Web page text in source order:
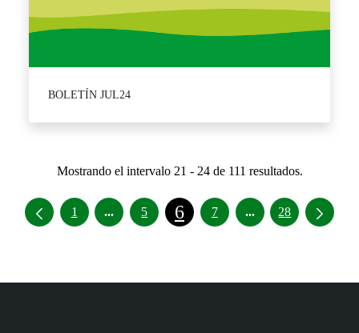
BOLETÍN JUL24
Mostrando el intervalo 21 - 24 de 111 resultados.
1 ... Páginas intermedias Use TAB para
5 6 7 ...Páginas
28